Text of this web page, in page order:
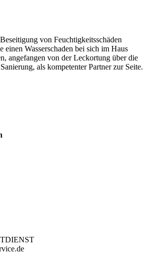
von Feuchtigkeitsschäden
einen Wasserschaden bei sich im Haus
angefangen von der Leckortung über die
als kompetenter Partner zur Seite.